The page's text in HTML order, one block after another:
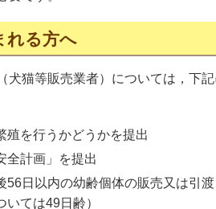
れる方へ
犬猫等販売業者）については，下
殖を行うかどうかを提出
全計画」を提出
56日以内の幼齢個体の販売又は引
いては49日齢）